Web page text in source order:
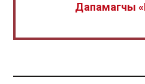
Дапамагчы